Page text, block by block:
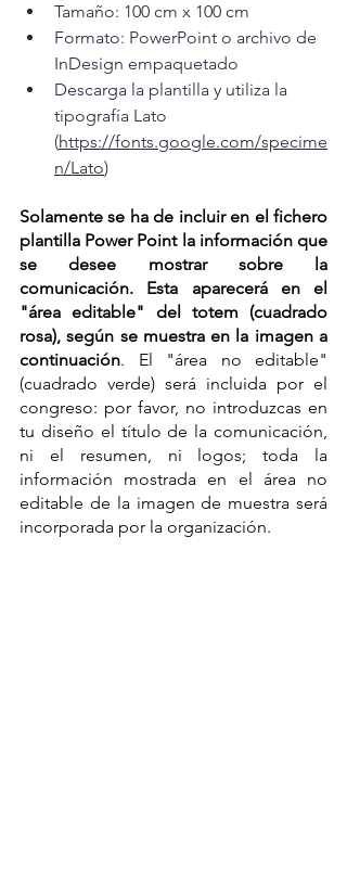
Tamaño: 100 cm x 100 cm
Formato: PowerPoint o archivo de
InDesign empaquetado
Descarga la plantilla y utiliza la
tipografía Lato
(https://fonts.google.com/specime
n/Lato)
Solamente se ha de incluir en el fichero
plantilla Power Point la información que
se desee mostrar sobre la
comunicación. Esta aparecerá en el
"área editable" del totem (cuadrado
rosa), según se muestra en la imagen a
continuación. El "área no editable"
(cuadrado verde) será incluida por el
congreso: por favor, no introduzcas en
tu diseño el título de la comunicación,
ni el resumen, ni logos; toda la
información mostrada en el área no
editable de la imagen de muestra será
incorporada por la organización.